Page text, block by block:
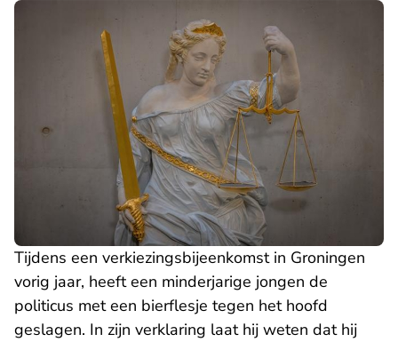
Tijdens een verkiezingsbijeenkomst in Groningen
vorig jaar, heeft een minderjarige jongen de
politicus met een bierflesje tegen het hoofd
geslagen. In zijn verklaring laat hij weten dat hij